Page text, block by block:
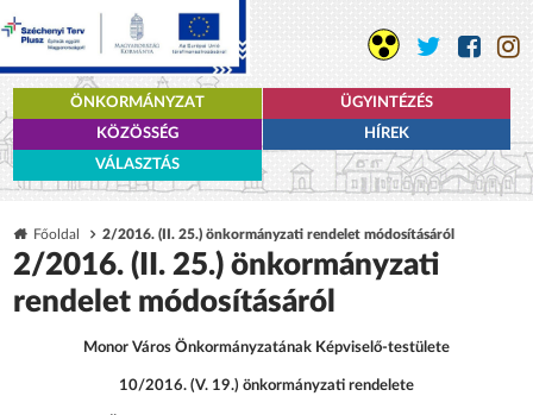
ÖNKORMÁNYZAT
ÜGYINTÉZÉS
KÖZÖSSÉG
HÍREK
VÁLASZTÁS
Főoldal 2/2016. (II. 25.) önkormányzati rendelet módosításáról
2/2016. (II. 25.) önkormányzati
rendelet módosításáról
Monor Város Önkormányzatának Képviselő-testülete
10/2016. (V. 19.) önkormányzati rendelete